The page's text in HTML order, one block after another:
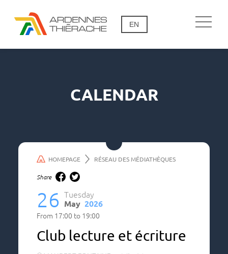
EN
CALENDAR
HOMEPAGE RÉSEAU DES MÉDIATHÈQUES
Share
Club lecture et écriture
Tuesday
26 May 2026
From 17:00 to 19:00